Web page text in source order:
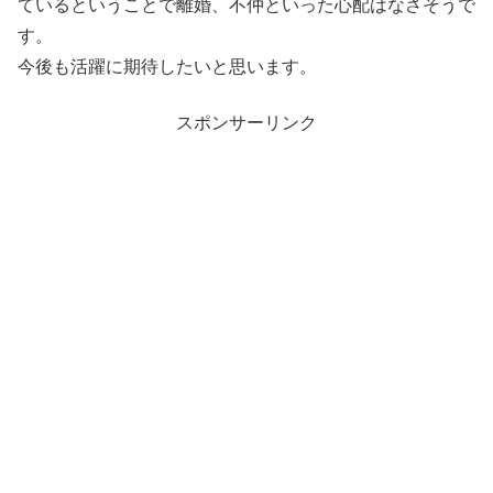
ているということで離婚、不仲といった心配はなさそうで
す。
今後も活躍に期待したいと思います。
スポンサーリンク